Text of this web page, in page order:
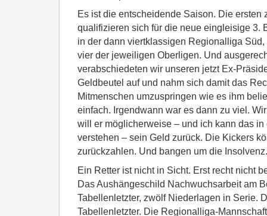
Es ist die entscheidende Saison. Die ersten
qualifizieren sich für die neue eingleisige 3.
in der dann viertklassigen Regionalliga
vier der jeweiligen Oberligen. Und
verabschiedeten wir unseren jetzt Ex-
Geldbeutel auf und nahm sich damit das
Mitmenschen umzuspringen wie es ihm
einfach. Irgendwann war es dann zu viel.
will er möglicherweise – und ich kann das
verstehen – sein Geld zurück. Die Kickers
zurückzahlen. Und bangen um die Insolvenz.
Ein Retter ist nicht in Sicht. Erst recht nicht
Das Aushängeschild Nachwuchsarbeit am
Tabellenletzter, zwölf Niederlagen in Serie.
Tabellenletzter. Die Regionalliga-